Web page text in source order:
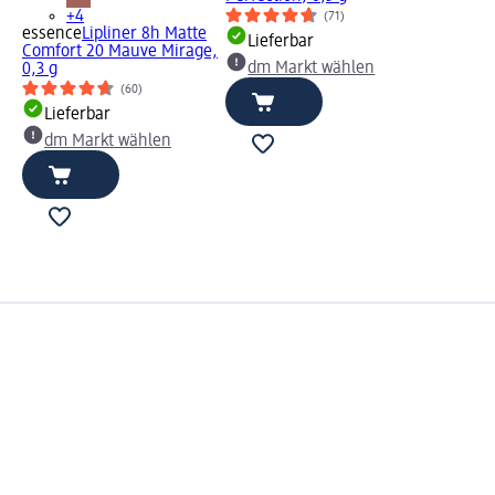
+4
essenceLipliner 8h Matte
Comfort 20 Mauve Mirage,
0,3 g
(60)
Lieferbar
dm Markt wählen
(71)
Lieferbar
dm Markt wählen